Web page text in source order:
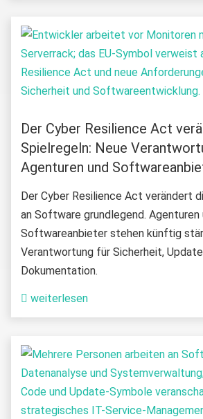
Der Cyber Resilience Act
Spielregeln: Neue
Agenturen und
Der Cyber Resilience Act verändert
an Software grundlegend. Agenturen
Softwareanbieter stehen künftig
Verantwortung für Sicherheit,
Dokumentation.
weiterlesen